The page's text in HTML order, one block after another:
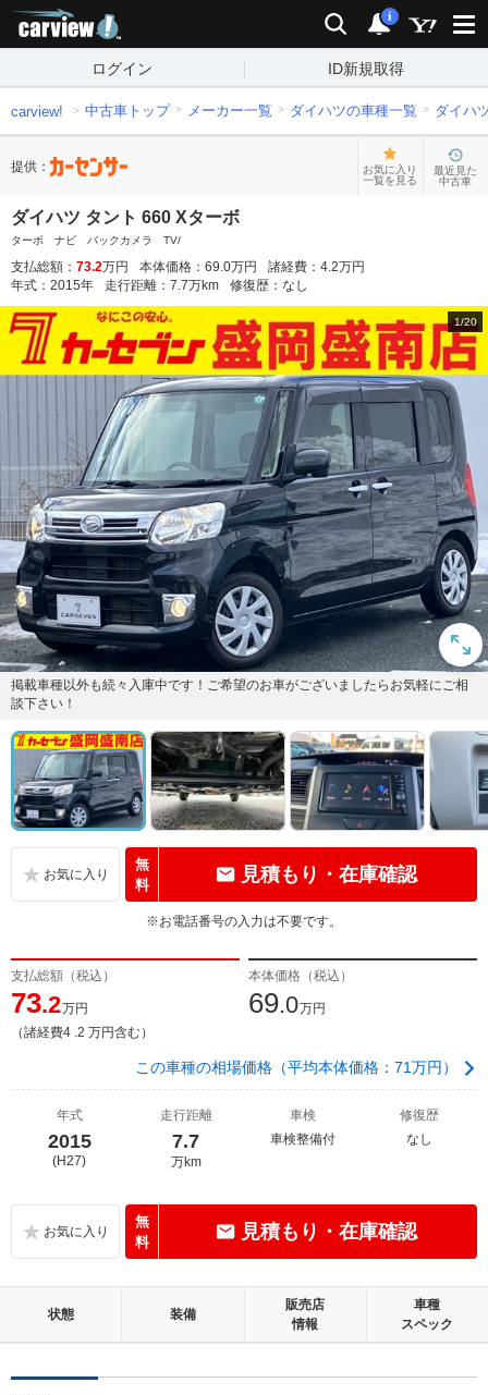
検索 通知
i
ログイン ID新規取得
carview! 中古車トップ メーカー一覧 ダイハツの車種一覧 ダイハ
提供：
お気に入り
一覧を見る
最近見た
中古車
ダイハツ タント 660 Xターボ
ターボ ナビ バックカメラ TV/
支払総額： 73.2万円 本体価格： 69.0万円 諸経費： 4.2万円
年式： 2015年 走行距離： 7.7万km 修復歴： なし
1/20
掲載車種以外も続々入庫中です！ご希望のお車がございましたらお気軽にご相
談下さい！
無
料
見積もり・在庫確認
※お電話番号の入力は不要です。
支払総額（税込）
73.2万円
（諸経費4 .2 万円含む）
本体価格（税込）
69.0万円
この車種の相場価格（平均本体価格：71万円）
年式
2015
(H27)
走行距離
7.7
万km
車検
車検整備付
修復歴
なし
無
料
見積もり・在庫確認
状態 装備
販売店
情報
車種
スペック